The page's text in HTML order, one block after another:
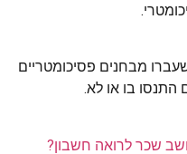
מבחנים פסיכומטריים
התנסו בו או לא.
שכר לרואה חשבון?